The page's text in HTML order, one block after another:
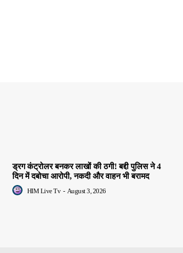
ड्रग कंट्रोलर बनकर लाखों की ठगी! बद्दी पुलिस ने 4
दिन में दबोचा आरोपी, नकदी और वाहन भी बरामद
HIM Live Tv - August 3, 2026